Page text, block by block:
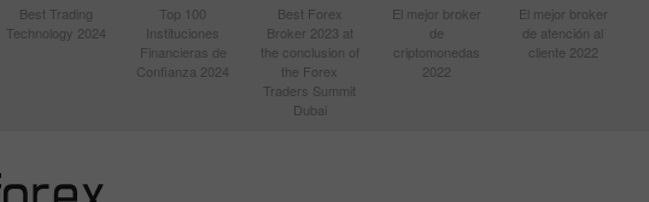
Best Trading
Technology 2024
Top 100
Instituciones
Financieras de
Confianza 2024
Best Forex
Broker 2023 at
the conclusion of
the Forex
Traders Summit
Dubai
El mejor broker
de
criptomonedas
2022
El mejor broker
de atención al
cliente 2022